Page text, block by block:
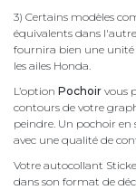
3) Certains modèles
équivalents dans
fournira bien une unité
les ailes Honda.
L’option Pochoir vous
contours de votre
peindre. Un pochoir
avec une qualité de
Votre autocollant
dans son format de